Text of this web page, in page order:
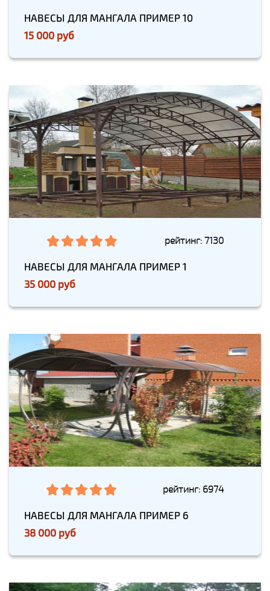
НАВЕСЫ ДЛЯ МАНГАЛА ПРИМЕР 10
15 000 руб
рейтинг: 7130
НАВЕСЫ ДЛЯ МАНГАЛА ПРИМЕР 1
35 000 руб
рейтинг: 6974
НАВЕСЫ ДЛЯ МАНГАЛА ПРИМЕР 6
38 000 руб